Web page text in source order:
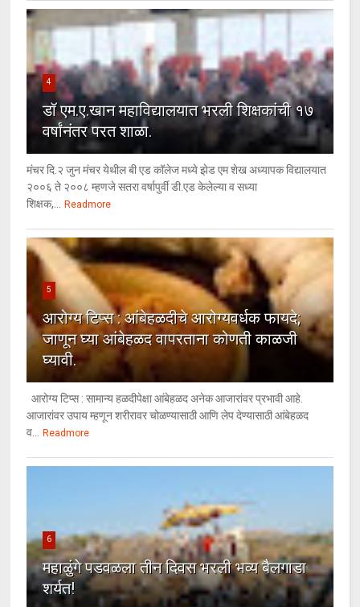
4
डॉ एम.ए.खान महाविद्यालयात भरली शिक्षकांची १७
वर्षांनंतर परत शाळा.
मंचर दि.२ जुन मंचर येथील बी एड कॉलेज मध्ये झेड एम शेख अध्यापक विद्यालयात
२००६ ते २००८ म्हणजे सतरा वर्षापुर्वी डी.एड केलेल्या व सध्या
शिक्षक,... Readmore
5
आरोग्य टिप्स : आंबेहळदीचे आरोग्यवर्धक फायदे;
जाणून घ्या आंबेहळद वापरताना कोणती काळजी
घ्यावी.
आरोग्य टिप्स : सामान्य हळदीपेक्षा आंबेहळद अनेक आजारांवर प्रभावी आहे.
आजारांवर उपाय म्हणून शरीरावर चोळण्यासाठी आणि लेप देण्यासाठी आंबेहळद
व... Readmore
6
महाळुंगे पडवळला तीन दिवस भरली भव्य बैलगाडा
शर्यत!